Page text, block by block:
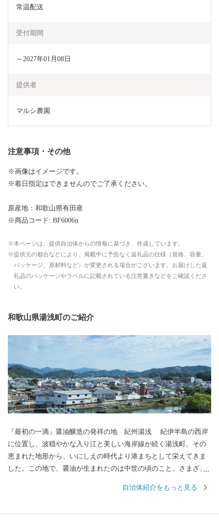
常温配送
受付期間
～2027年01月08日
提供者
マルシ農園
注意事項・その他
※画像はイメージです。
※着日指定はできませんのでご了承ください。
原産地：和歌山県有田産
※商品コード: BF6006n
本ページは、提供自治体からの情報に基づき、作成しています。
提供元の都合などにより、掲載中に予告なく返礼品の仕様（規格、容量、
パッケージ、原材料など）が変更される場合がございます。お届けした返
礼品のパッケージやラベルに記載されている注意書きなどをご確認くださ
い。
和歌山県湯浅町のご紹介
『最初の一滴』醤油醸造の発祥の地 紀州湯浅 紀伊半島の西岸
に位置し、波穏やかな入り江と美しい海岸線が続く湯浅町。その
恵まれた地形から、いにしえの時代より港まちとして栄えてきま
した。この地で、醤油が生まれたのは中世の頃のこと。さまざま
に注目した職人の創意から、和食の味の決め手である醤油づくり
自治体紹介をもっと見る